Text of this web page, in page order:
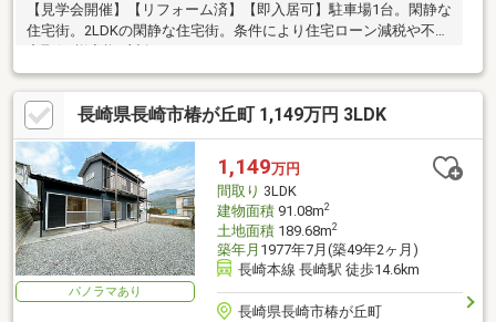
【見学会開催】【リフォーム済】【即入居可】駐車場1台。閑静な
住宅街。2LDKの閑静な住宅街。条件により住宅ローン減税や不動
産取得税減税の対象になります。
長崎県長崎市椿が丘町 1,149万円 3LDK
パノラマあり
1,149万円
間取り 3LDK
建物面積91.08m2
土地面積189.68m2
築年月 1977年7月(築49年2ヶ月)
長崎本線 長崎駅 徒歩14.6km
長崎県長崎市椿が丘町